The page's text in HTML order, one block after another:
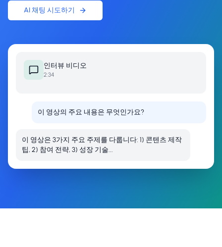
AI 채팅 시도하기
인터뷰 비디오
2:34
이 영상의 주요 내용은 무엇인가요?
이 영상은 3가지 주요 주제를 다룹니다: 1) 콘텐츠 제작
팁, 2) 참여 전략, 3) 성장 기술...